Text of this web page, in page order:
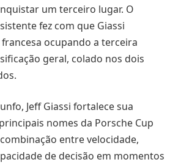
um terceiro lugar. O
fez com que Giassi
ocupando a terceira
geral, colado nos dois
Jeff Giassi fortalece sua
nomes da Porsche Cup
entre velocidade,
de decisão em momentos